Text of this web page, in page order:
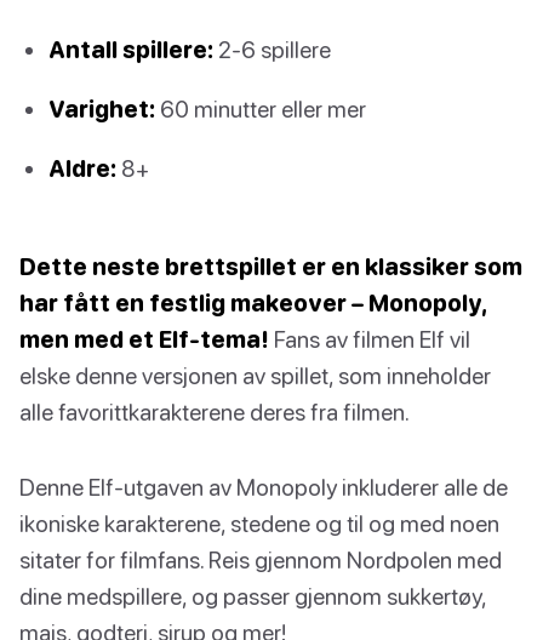
Antall spillere: 2-6 spillere
Varighet: 60 minutter eller mer
Aldre: 8+
Dette neste brettspillet er en klassiker som
har fått en festlig makeover – Monopoly,
men med et Elf-tema! Fans av filmen Elf vil
elske denne versjonen av spillet, som inneholder
alle favorittkarakterene deres fra filmen.
Denne Elf-utgaven av Monopoly inkluderer alle de
ikoniske karakterene, stedene og til og med noen
sitater for filmfans. Reis gjennom Nordpolen med
dine medspillere, og passer gjennom sukkertøy,
mais, godteri, sirup og mer!